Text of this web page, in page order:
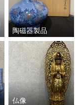
陶磁器製品
仏像